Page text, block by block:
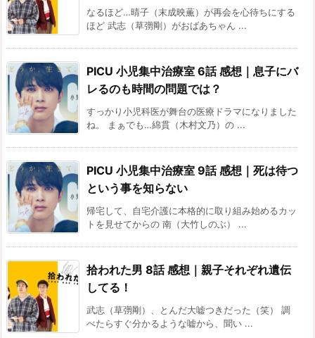
なるほど…晴子（末成映薫）が再会を心待ちにする
ほど 武志（草彅剛）がおばあちゃん ...
PICU 小児集中治療室 6話 感想｜息子にバ
レるのも時間の問題では？
すっかり小児科医が舞台の医療ドラマになりました
ね。 まぁでも…綿貫（木村文乃）の ...
PICU 小児集中治療室 9話 感想｜死は待つ
という事を知らない
帰宅して、自宅介護に本格的に取り組み始めるカッ
トを見せてからの 南（大竹しのぶ） ...
拾われた男 8話 感想｜親子それぞれ遺伝
してる！
武志（草彅剛）、とんだ大嘘つきだった（笑） 調
べたらすぐ分かるような嘘から、聞い ...